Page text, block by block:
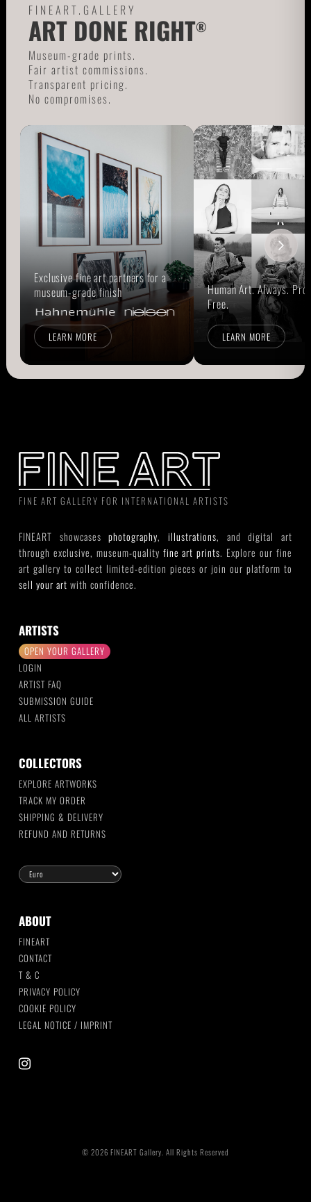
FINEART.GALLERY
ART DONE RIGHT®
Museum-grade prints.
Fair artist commissions.
Transparent pricing.
No compromises.
Exclusive fine art partners for a
museum-grade finish
LEARN MORE
Human Art. Always.
Free.
LEARN MORE
FINE ART GALLERY FOR INTERNATIONAL ARTISTS
FINEART showcasesphotography,illustrations, and digital art
through exclusive, museum-quality fine art prints. Explore our fine
art gallery to collect limited-edition pieces or join our platform to
sell your art with confidence.
ARTISTS
OPEN YOUR GALLERY
LOGIN
ARTIST FAQ
SUBMISSION GUIDE
ALL ARTISTS
COLLECTORS
EXPLORE ARTWORKS
TRACK MY ORDER
SHIPPING & DELIVERY
REFUND AND RETURNS
ABOUT
FINEART
CONTACT
T & C
PRIVACY POLICY
COOKIE POLICY
LEGAL NOTICE / IMPRINT
instagram
© 2026 FINEART Gallery. All Rights Reserved